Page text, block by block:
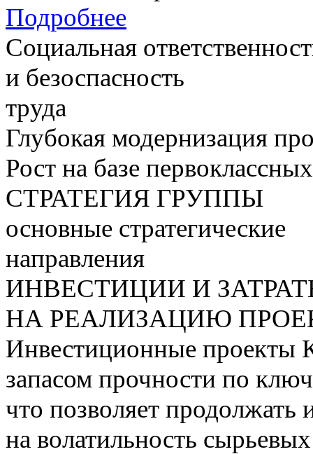
Подробнее
Социальная
и безоспасность
труда
Глубокая модернизация
Рост на базе
СТРАТЕГИЯ ГРУППЫ
основные стратегические
направления
ИНВЕСТИЦИИ И
НА РЕАЛИЗАЦИЮ
Инвестиционные проекты
запасом прочности по
что позволяет продолжать
на волатильность